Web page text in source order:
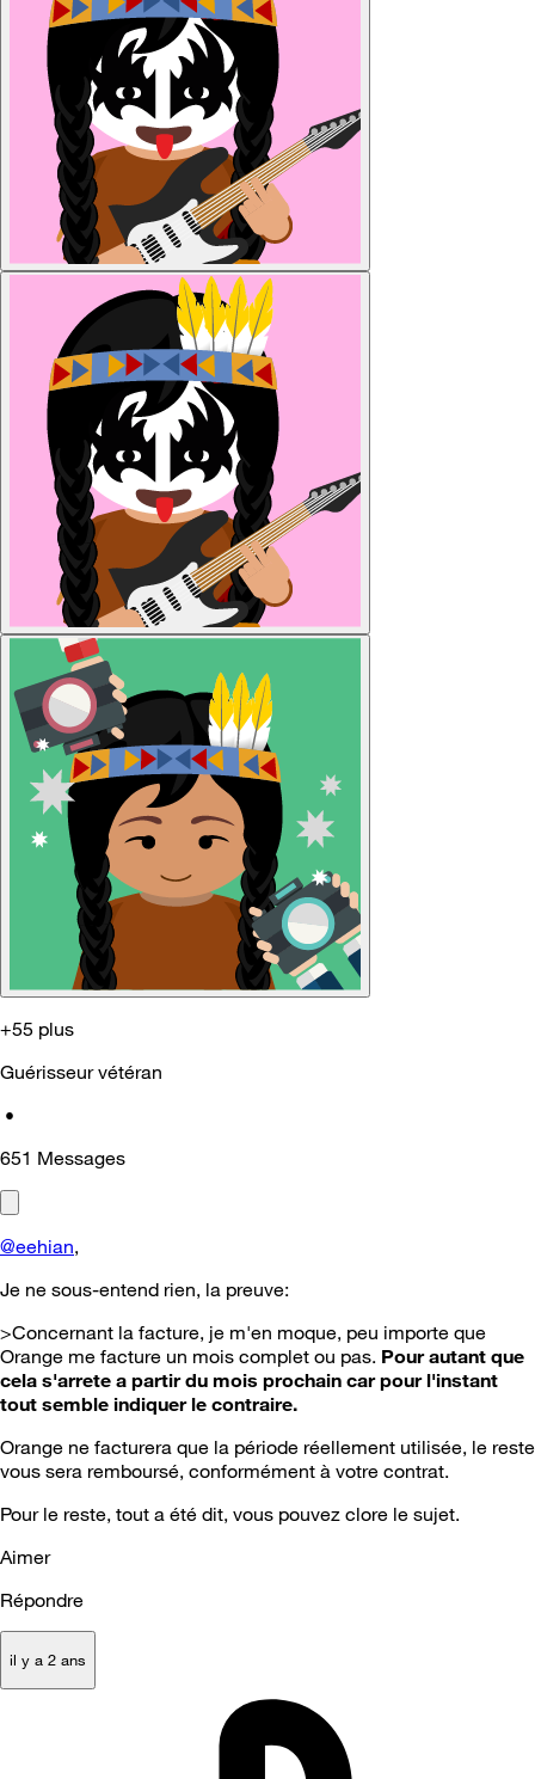
+55 plus
Guérisseur vétéran
•
651 Messages
@eehian,
Je ne sous-entend rien, la preuve:
>Concernant la facture, je m'en moque, peu importe que
Orange me facture un mois complet ou pas. Pour autant que
cela s'arrete a partir du mois prochain car pour l'instant
tout semble indiquer le contraire.
Orange ne facturera que la période réellement utilisée, le reste
vous sera remboursé, conformément à votre contrat.
Pour le reste, tout a été dit, vous pouvez clore le sujet.
Aimer
Répondre
il y a 2 ans